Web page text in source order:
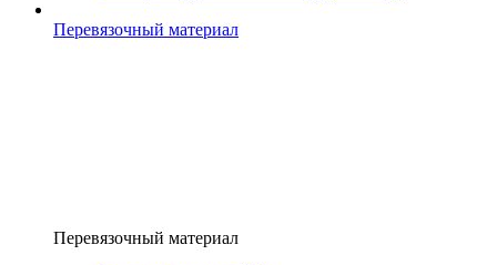
Перевязочный материал
Перевязочный материал